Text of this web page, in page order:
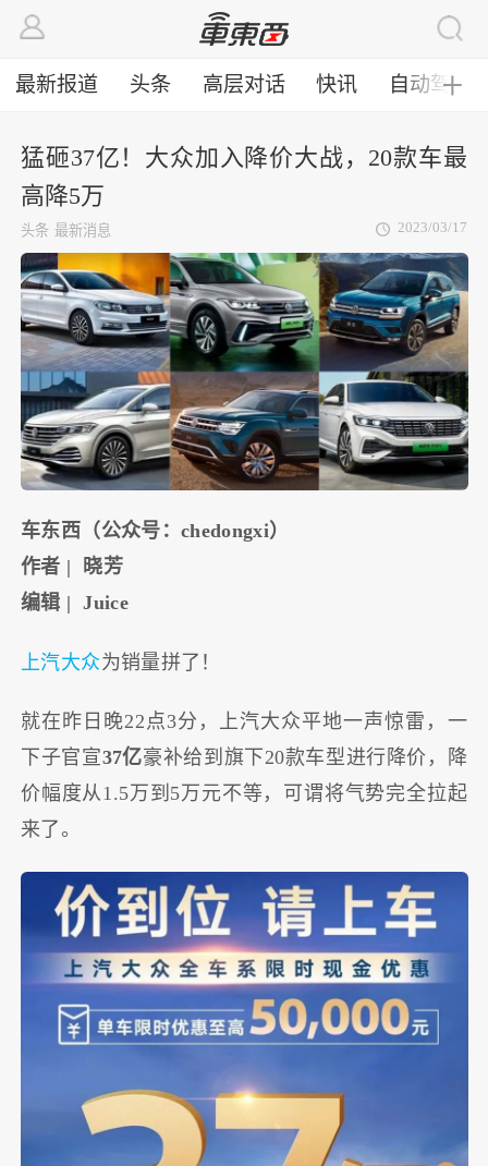
最新报道 头条 高层对话 快讯 自动驾驶
╋
猛砸37亿！大众加入降价大战，20款车最
高降5万
头条 最新消息 2023/03/17
车东西（公众号： chedongxi）
作者 | 晓芳
编辑 | Juice
上汽大众为销量拼了！
就在昨日晚22点3分，上汽大众平地一声惊雷，一
下子官宣37亿豪补给到旗下20款车型进行降价，降
价幅度从1.5万到5万元不等，可谓将气势完全拉起
来了。